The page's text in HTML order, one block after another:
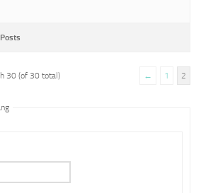
Posts
30 (of 30 total) ← 1 2